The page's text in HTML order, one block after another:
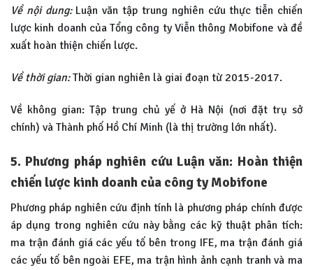
Về nội dung:Luận văn tập trung nghiên cứu thực tiễn chiến
lược kinh doanh của Tổng công ty Viễn thông Mobifone và đề
xuất hoàn thiện chiến lược.
Về thời gian:Thời gian nghiên là giai đoạn từ 2015-2017.
Về không gian: Tập trung chủ yế ở Hà Nội (nơi đặt trụ sở
chính) và Thành phố Hồ Chí Minh (là thị trường lớn nhất).
5. Phương pháp nghiên cứu Luận văn: Hoàn thiện
chiến lược kinh doanh của công ty Mobifone
Phương pháp nghiên cứu định tính là phương pháp chính được
áp dụng trong nghiên cứu này bằng các kỹ thuật phân tích:
ma trận đánh giá các yếu tố bên trong IFE, ma trận đánh giá
các yếu tố bên ngoài EFE, ma trận hình ảnh cạnh tranh và ma